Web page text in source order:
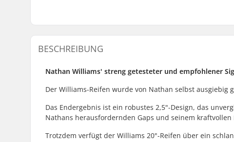
BESCHREIBUNG
Nathan Williams' streng getesteter und empfohlener
Der Williams-Reifen wurde von Nathan selbst
Das Endergebnis ist ein robustes 2,5"-Design, das
Nathans herausfordernden Gaps und seinem
Trotzdem verfügt der Williams 20"-Reifen über ein